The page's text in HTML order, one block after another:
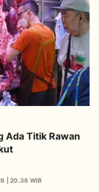
Ada Titik Rawan
| 20.36 WIB